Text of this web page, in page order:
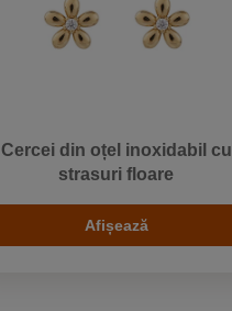
Cercei din oțel inoxidabil cu
strasuri floare
Afișează